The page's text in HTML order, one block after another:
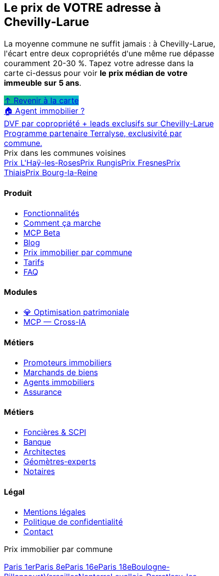
Le prix de VOTRE adresse à
Chevilly-Larue
La moyenne commune ne suffit jamais : à Chevilly-Larue,
l'écart entre deux copropriétés d'une même rue dépasse
couramment 20-30 %. Tapez votre adresse dans la
carte ci-dessus pour voir le prix médian de votre
immeuble sur 5 ans.
↑ Revenir à la carte
🏠 Agent immobilier ?
DVF par copropriété + leads exclusifs sur Chevilly-Larue
Programme partenaire Terralyse, exclusivité par
commune.
Prix dans les communes voisines
Prix L'Haÿ-les-RosesPrix RungisPrix FresnesPrix
ThiaisPrix Bourg-la-Reine
Produit
Fonctionnalités
Comment ça marche
MCP Beta
Blog
Prix immobilier par commune
Tarifs
FAQ
Modules
💎 Optimisation patrimoniale
MCP — Cross-IA
Métiers
Promoteurs immobiliers
Marchands de biens
Agents immobiliers
Assurance
Métiers
Foncières & SCPI
Banque
Architectes
Géomètres-experts
Notaires
Légal
Mentions légales
Politique de confidentialité
Contact
Prix immobilier par commune
Paris 1erParis 8eParis 16eParis 18eBoulogne-